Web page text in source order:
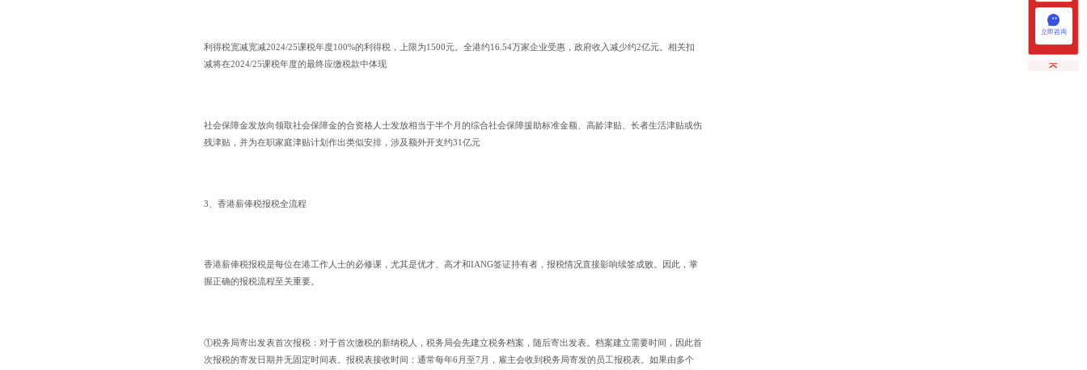
利得税宽减宽减2024/25课税年度100%的利得税，上限为1500元。全港约16.54万家企业受惠，政府收入减少约2亿元。相关扣
减将在2024/25课税年度的最终应缴税款中体现
社会保障金发放向领取社会保障金的合资格人士发放相当于半个月的综合社会保障援助标准金额、高龄津贴、长者生活津贴或伤
残津贴，并为在职家庭津贴计划作出类似安排，涉及额外开支约31亿元
3、香港薪俸税报税全流程
香港薪俸税报税是每位在港工作人士的必修课，尤其是优才、高才和IANG签证持有者，报税情况直接影响续签成败。因此，掌
握正确的报税流程至关重要。
①税务局寄出发表首次报税：对于首次缴税的新纳税人，税务局会先建立税务档案，随后寄出发表。档案建立需要时间，因此首
次报税的寄发日期并无固定时间表。报税表接收时间：通常每年6月至7月，雇主会收到税务局寄发的员工报税表。如果由多个
立即咨询